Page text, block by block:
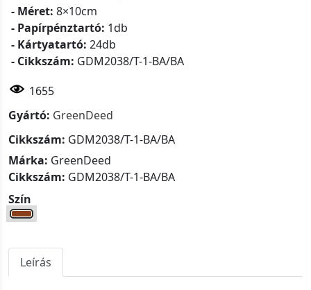
- Méret: 8×10cm
- Papírpénztartó: 1db
- Kártyatartó: 24db
- Cikkszám: GDM2038/T-1-BA/BA
1655
Gyártó: GreenDeed
Cikkszám: GDM2038/T-1-BA/BA
Márka: GreenDeed
Cikkszám: GDM2038/T-1-BA/BA
Szín
Leírás